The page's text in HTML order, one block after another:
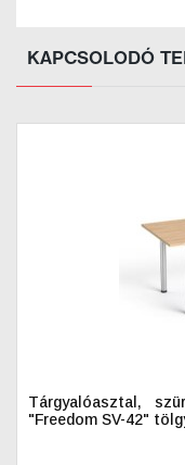
KAPCSOLODÓ
Tárgyalóasztal,
"Freedom SV-42"